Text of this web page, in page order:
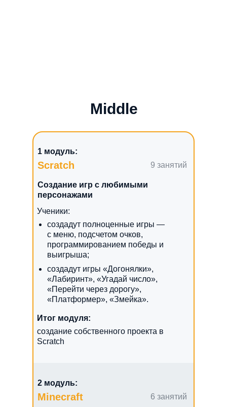
Middle
2 модуль:
Minecraft 6 занятий
1 модуль:
9 занятий
Scratch
создание собственного проекта в
Scratch
Создание игр с любимыми
персонажами
Итог модуля:
Ученики:
создадут полноценные игры —
с меню, подсчетом очков,
программированием победы и
выигрыша;
создадут игры «Догонялки»,
«Лабиринт», «Угадай число»,
«Перейти через дорогу»,
«Платформер», «Змейка».